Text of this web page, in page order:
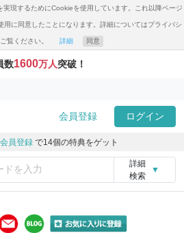
現するためにCookieを使用しています。これ以降ページ
に同意したことになります。詳細についてはプライバシ
覧ください。 詳細 同意
数1600万人突破！
会員登録 ログイン
員登録 で14個の特典をゲット
詳細
検索
▼